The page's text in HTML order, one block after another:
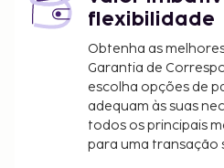
incluindo uma piscina
vistas a partir do jardim.
disponibiliza ainda Wi-fi
autocarro do hotel permite-
menos de nada. Aproveite
copo entre dois dedos de
na praia. A casa de férias
flexibilidade
Obtenha as
Garantia de
escolha opções de
adequam às suas
todos os principais
para uma transação